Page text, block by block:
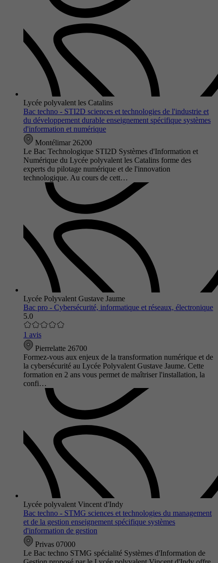
Lycée polyvalent les Catalins
Bac techno - STI2D sciences et technologies de l'industrie et
du développement durable enseignement spécifique systèmes
d'information et numérique
Montélimar 26200
Le Bac Technologique STI2D Systèmes d'Information et
Numérique du Lycée polyvalent les Catalins forme des
experts du pilotage numérique et de l'innovation
technologique. Au cours de cett…
Lycée Polyvalent Gustave Jaume
Bac pro - Cybersécurité, informatique et réseaux, électronique
5.0
1 avis
Pierrelatte 26700
Formez-vous aux enjeux de la transformation numérique et de
la cybersécurité au Lycée Polyvalent Gustave Jaume. Cette
formation en 2 ans vous permet de maîtriser l'installation, la
confi…
Lycée polyvalent Vincent d'Indy
Bac techno - STMG sciences et technologies du management
et de la gestion enseignement spécifique systèmes
d'information de gestion
Privas 07000
Le Bac techno STMG spécialité Systèmes d'Information de